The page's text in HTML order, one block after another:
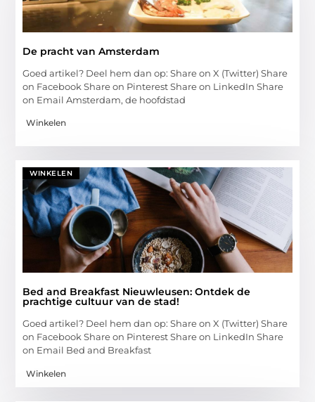
De pracht van Amsterdam
Goed artikel? Deel hem dan op: Share on X (Twitter) Share
on Facebook Share on Pinterest Share on LinkedIn Share
on Email Amsterdam, de hoofdstad
Winkelen
WINKELEN
Bed and Breakfast Nieuwleusen: Ontdek de
prachtige cultuur van de stad!
Goed artikel? Deel hem dan op: Share on X (Twitter) Share
on Facebook Share on Pinterest Share on LinkedIn Share
on Email Bed and Breakfast
Winkelen